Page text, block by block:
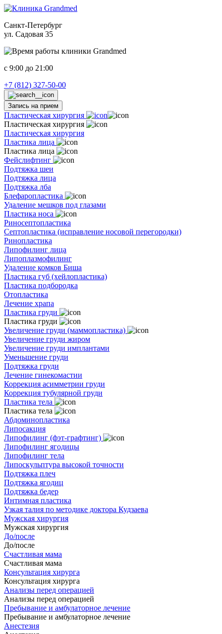
Санкт-Петербург
ул. Садовая 35
c 9:00 до 21:00
+7 (812) 327-50-00
Запись на прием
Пластическая хирургия
Пластическая хирургия
Пластическая хирургия
Пластика лица
Пластика лица
Фейслифтинг
Подтяжка шеи
Подтяжка лица
Подтяжка лба
Блефаропластика
Удаление мешков под глазами
Пластика носа
Риносептопластика
Септопластика (исправление носовой перегородки)
Ринопластика
Липофилинг лица
Липоплазмофилинг
Удаление комков Биша
Пластика губ (хейлопластика)
Пластика подбородка
Отопластика
Лечение храпа
Пластика груди
Пластика груди
Увеличение груди (маммопластика)
Увеличение груди жиром
Увеличение груди имплантами
Уменьшение груди
Подтяжка груди
Лечение гинекомастии
Коррекция асимметрии груди
Коррекция тубулярной груди
Пластика тела
Пластика тела
Абдоминопластика
Липосакция
Липофилинг (фэт-графтинг)
Липофилинг ягодицы
Липофилинг тела
Липоскульптура высокой точности
Подтяжка плеч
Подтяжка ягодиц
Подтяжка бедер
Интимная пластика
Узкая талия по методике доктора Кудзаева
Мужская хирургия
Мужская хирургия
До/после
До/после
Счастливая мама
Счастливая мама
Консультация хирурга
Консультация хирурга
Анализы перед операцией
Анализы перед операцией
Пребывание и амбулаторное лечение
Пребывание и амбулаторное лечение
Анестезия